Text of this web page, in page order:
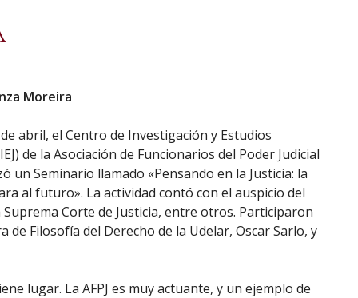
Moreira
abril, el Centro de Investigación y Estudios
de la Asociación de Funcionarios del Poder Judicial
un Seminario llamado «Pensando en la Justicia: la
al futuro». La actividad contó con el auspicio del
Suprema Corte de Justicia, entre otros. Participaron
Filosofía del Derecho de la Udelar, Oscar Sarlo, y
lugar. La AFPJ es muy actuante, y un ejemplo de